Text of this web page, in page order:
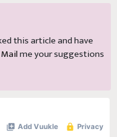
this article and have
Mailme your suggestions